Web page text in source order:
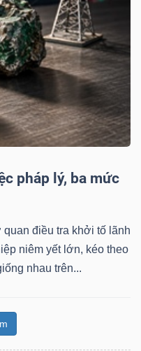
pháp lý, ba mức
điều tra khởi tố lãnh
niêm yết lớn, kéo theo
nhau trên...